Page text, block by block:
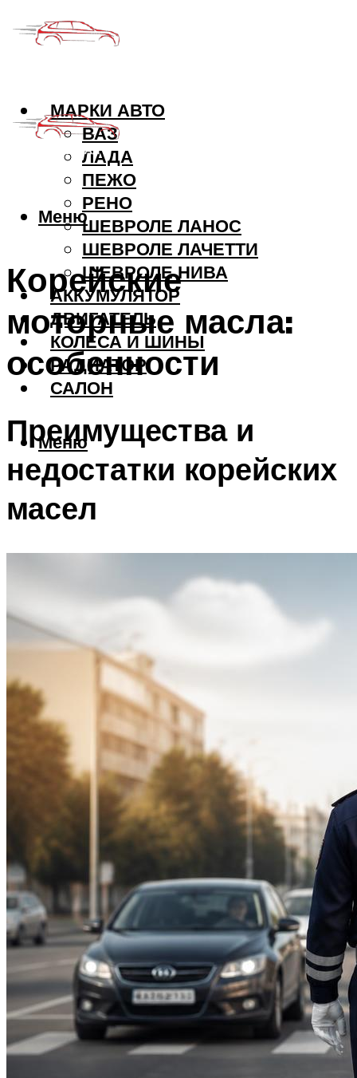
МАРКИ АВТО
ВАЗ
ЛАДА
ПЕЖО
РЕНО
ШЕВРОЛЕ ЛАНОС
ШЕВРОЛЕ ЛАЧЕТТИ
ШЕВРОЛЕ НИВА
АККУМУЛЯТОР
ДВИГАТЕЛЬ
КОЛЕСА И ШИНЫ
РАДИАТОР
САЛОН
Меню
Меню
Корейские
моторные масла:
особенности
Преимущества и
недостатки корейских
масел